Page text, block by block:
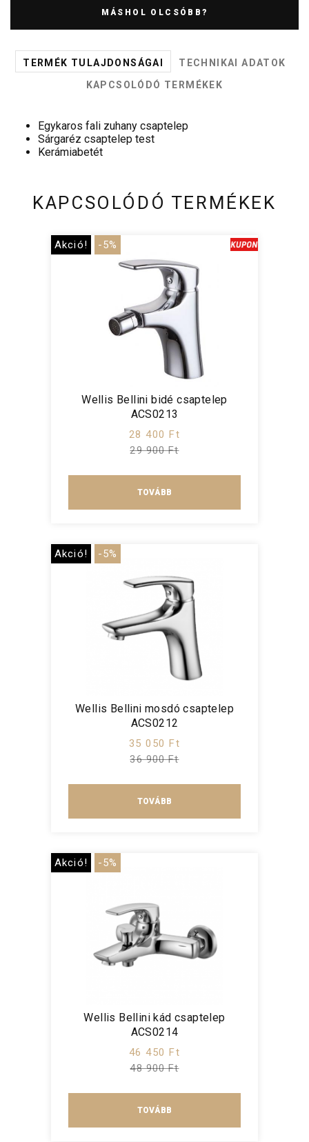
MÁSHOL OLCSÓBB?
TERMÉK TULAJDONSÁGAI
TECHNIKAI ADATOK
KAPCSOLÓDÓ TERMÉKEK
Egykaros fali zuhany csaptelep
Sárgaréz csaptelep test
Kerámiabetét
KAPCSOLÓDÓ TERMÉKEK
Akció! -5%
Wellis Bellini bidé csaptelep
ACS0213
28 400 Ft
29 900 Ft
TOVÁBB
Akció! -5%
Wellis Bellini mosdó csaptelep
ACS0212
35 050 Ft
36 900 Ft
TOVÁBB
Akció! -5%
Wellis Bellini kád csaptelep
ACS0214
46 450 Ft
48 900 Ft
TOVÁBB